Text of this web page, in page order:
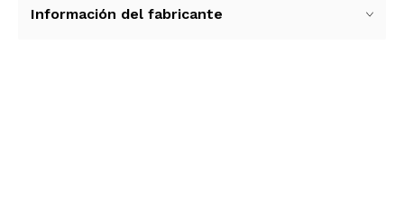
Con dimensiones precisas que incluyen un
Información del fabricante